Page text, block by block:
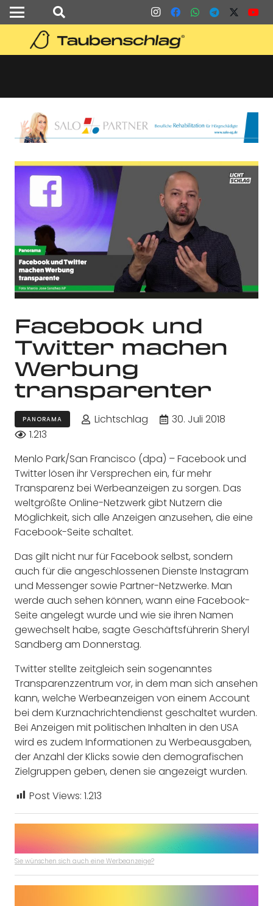
Facebook und
Twitter machen
Werbung
transparenter
PANORAMA Lichtschlag
30. Juli 2018
1.213
Menlo Park/San Francisco (dpa) – Facebook und
Twitter lösen ihr Versprechen ein, für mehr
Transparenz bei Werbeanzeigen zu sorgen. Das
weltgrößte Online-Netzwerk gibt Nutzern die
Möglichkeit, sich alle Anzeigen anzusehen, die eine
Facebook-Seite schaltet.
Das gilt nicht nur für Facebook selbst, sondern
auch für die angeschlossenen Dienste Instagram
und Messenger sowie Partner-Netzwerke. Man
werde auch sehen können, wann eine Facebook-
Seite angelegt wurde und wie sie ihren Namen
gewechselt habe, sagte Geschäftsführerin Sheryl
Sandberg am Donnerstag.
Twitter stellte zeitgleich sein sogenanntes
Transparenzzentrum vor, in dem man sich ansehen
kann, welche Werbeanzeigen von einem Account
bei dem Kurznachrichtendienst geschaltet wurden.
Bei Anzeigen mit politischen Inhalten in den USA
wird es zudem Informationen zu Werbeausgaben,
der Anzahl der Klicks sowie den demografischen
Zielgruppen geben, denen sie angezeigt wurden.
Post Views: 1.213
Sie wünschen sich auch eine Werbeanzeige?